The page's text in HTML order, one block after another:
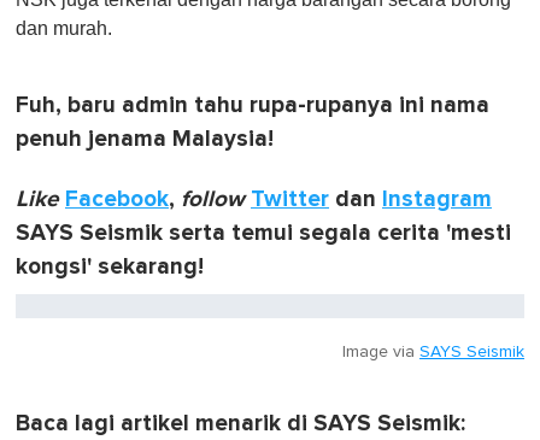
dan murah.
Fuh, baru admin tahu rupa-rupanya ini nama
penuh jenama Malaysia!
Like Facebook, follow Twitter dan Instagram
SAYS Seismik serta temui segala cerita 'mesti
kongsi' sekarang!
Image via SAYS Seismik
Baca lagi artikel menarik di SAYS Seismik: